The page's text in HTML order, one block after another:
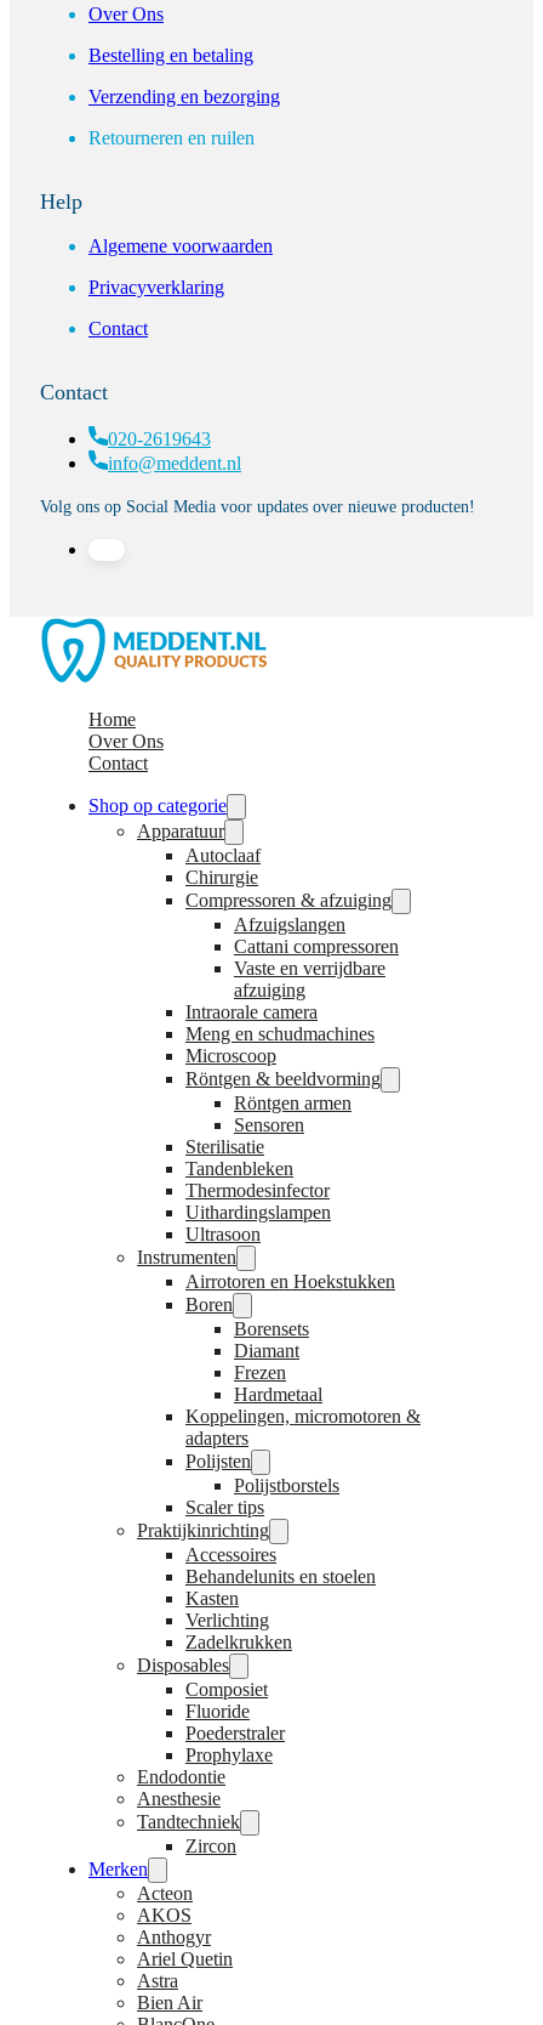
Over Ons
Bestelling en betaling
Verzending en bezorging
Retourneren en ruilen
Help
Algemene voorwaarden
Privacyverklaring
Contact
Contact
020-2619643
info@meddent.nl
Volg ons op Social Media voor updates over nieuwe producten!
Home
Over Ons
Contact
Shop op categorie
Apparatuur
Autoclaaf
Chirurgie
Compressoren & afzuiging
Afzuigslangen
Cattani compressoren
Vaste en verrijdbare
afzuiging
Intraorale camera
Meng en schudmachines
Microscoop
Röntgen & beeldvorming
Röntgen armen
Sensoren
Sterilisatie
Tandenbleken
Thermodesinfector
Uithardingslampen
Ultrasoon
Instrumenten
Airrotoren en Hoekstukken
Boren
Borensets
Diamant
Frezen
Hardmetaal
Koppelingen, micromotoren &
adapters
Polijsten
Polijstborstels
Scaler tips
Praktijkinrichting
Accessoires
Behandelunits en stoelen
Kasten
Verlichting
Zadelkrukken
Disposables
Composiet
Fluoride
Poederstraler
Prophylaxe
Endodontie
Anesthesie
Tandtechniek
Zircon
Merken
Acteon
AKOS
Anthogyr
Ariel Quetin
Astra
Bien Air